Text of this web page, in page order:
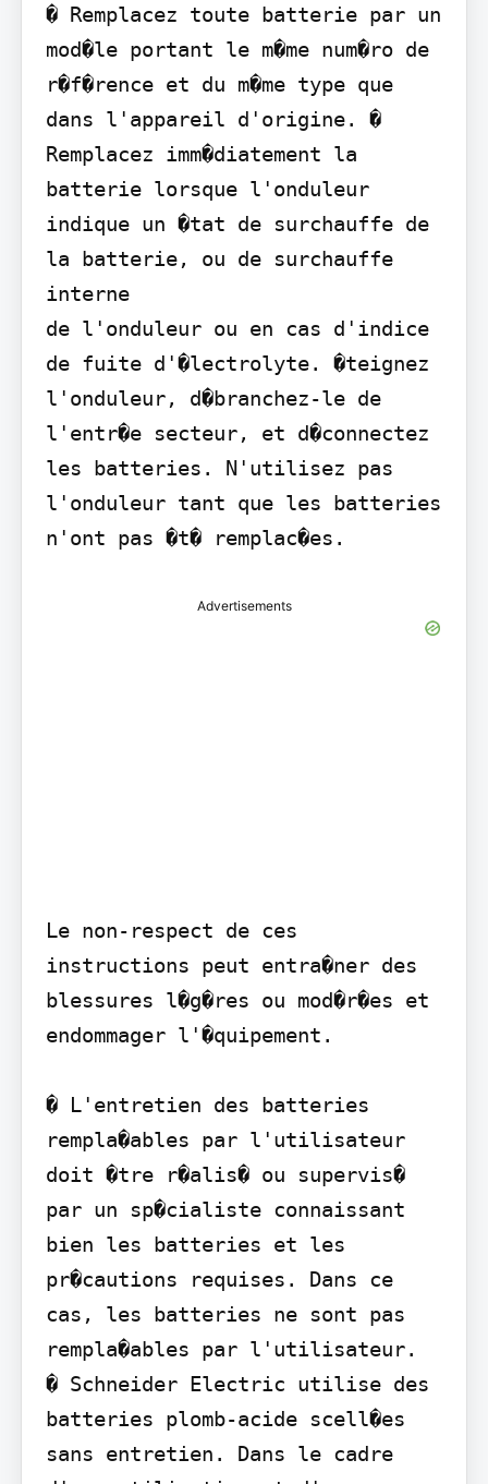
� Remplacez toute batterie par un
mod�le portant le m�me num�ro de
r�f�rence et du m�me type que
dans l'appareil d'origine. �
Remplacez imm�diatement la
batterie lorsque l'onduleur
indique un �tat de surchauffe de
la batterie, ou de surchauffe
interne
de l'onduleur ou en cas d'indice
de fuite d'�lectrolyte. �teignez
l'onduleur, d�branchez-le de
l'entr�e secteur, et d�connectez
les batteries. N'utilisez pas
l'onduleur tant que les batteries
n'ont pas �t� remplac�es.
Advertisements
Le non-respect de ces
instructions peut entra�ner des
blessures l�g�res ou mod�r�es et
endommager l'�quipement.
� L'entretien des batteries
rempla�ables par l'utilisateur
doit �tre r�alis� ou supervis�
par un sp�cialiste connaissant
bien les batteries et les
pr�cautions requises. Dans ce
cas, les batteries ne sont pas
rempla�ables par l'utilisateur.
� Schneider Electric utilise des
batteries plomb-acide scell�es
sans entretien. Dans le cadre